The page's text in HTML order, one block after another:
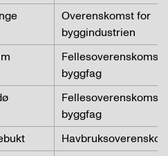
Overenskomst for
byggindustrien
byggfag
byggfag